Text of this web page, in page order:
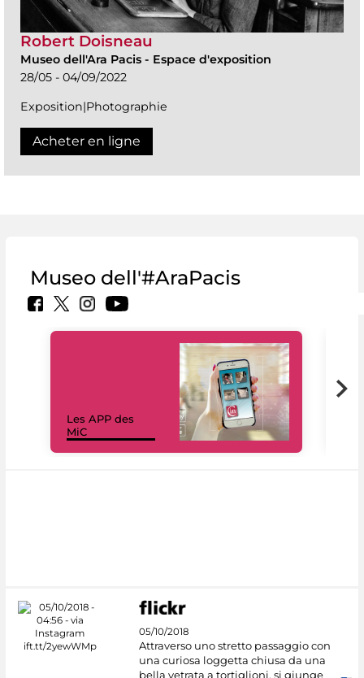
Robert Doisneau
Museo dell'Ara Pacis - Espace d'exposition
28/05 - 04/09/2022
Exposition|Photographie
Acheter en ligne
Museo dell'#AraPacis
Les APP des
MiC
05/10/2018
Attraverso uno stretto passaggio con
una curiosa loggetta chiusa da una
bella vetrata a tortiglioni, si giunge